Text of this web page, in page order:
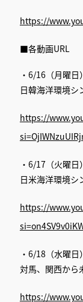
https://
■各動画URL
・6/16（月曜
日韓海洋環境シ
https://
・6/17（火曜
日米海洋環境シ
https://
・6/18（水曜
対馬、関西から
https://